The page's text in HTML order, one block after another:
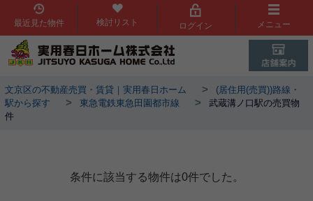
最近見た物件 検討リスト ログイン メニュー
文京区の不動産売買・賃貸｜実用春日ホーム >
(居住用(売買))路線・
駅から探す
> 東急電鉄東急田園都市線 >
武蔵溝ノ口駅の売買物
件
条件に該当する物件は0件でした。